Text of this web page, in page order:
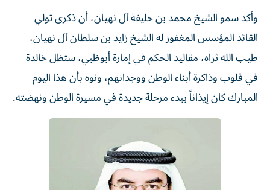
وأكد سمو الشيخ محمد بن خليفة آل نهيان، أن ذكرى تولي
القائد المؤسس المغفور له الشيخ زايد بن سلطان آل نهيان،
طيب الله ثراه، مقاليد الحكم في إمارة أبوظبي، ستظل خالدة
في قلوب وذاكرة أبناء الوطن ووجدانهم، ونوه بأن هذا اليوم
المبارك كان إيذاناً ببدء مرحلة جديدة في مسيرة الوطن ونهضته.